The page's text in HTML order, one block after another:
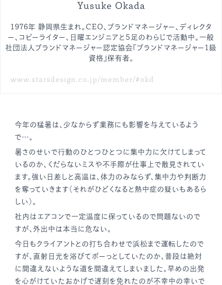
Yusuke Okada
1976年 静岡県生まれ。CEO、ブランドマネージャー、ディレクタ
ー、コピーライター、日曜エンジニアと５足のわらじで活動中。一般
社団法人ブランドマネージャー認定協会『ブランドマネージャー1級
資格』保有者。
www.starsdesign.co.jp/member/#okd
今年の猛暑は、少なからず業務にも影響を与えているよう
で…。
暑さのせいで行動のひとつひとつに集中力に欠けてしまって
いるのか、くだらないミスや不手際が仕事上で散見されてい
ます。強い日差しと高温は、体力のみならず、集中力や判断力
を奪っていきます（それがひどくなると熱中症の疑いもあるら
しい）。
社内はエアコンで一定温度に保っているので問題ないので
すが、外出中は本当に危ない。
今日もクライアントとの打ち合わせで浜松まで運転したので
すが、直射日光を浴びてボーっとしていたのか、普段は絶対
に間違えないような道を間違えてしまいました。早めの出発
を心がけていたおかげで遅刻を免れたのが不幸中の幸いで